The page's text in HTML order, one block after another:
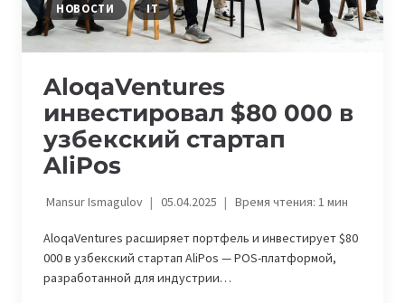
НОВОСТИ IT
AloqaVentures
инвестировал $80 000 в
узбекский стартап
AliPos
Mansur Ismagulov 05.04.2025 Время чтения: 1мин
AloqaVentures расширяет портфель и инвестирует $80
000 в узбекский стартап AliPos — POS-платформой,
разработанной для индустрии…